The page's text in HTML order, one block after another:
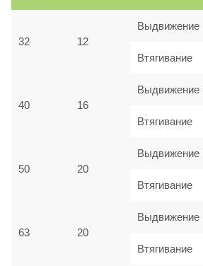
32 12
Выдвижение
Втягивание
40 16
Выдвижение
Втягивание
50 20
Выдвижение
Втягивание
63 20
Выдвижение
Втягивание